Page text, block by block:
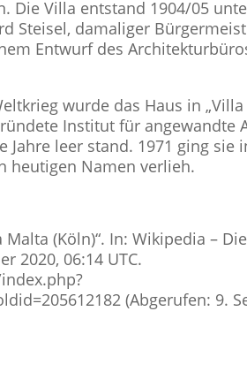
Die Villa entstand 1904/05
Steisel, damaliger
Entwurf des
wurde das Haus in
Institut für angewandte
Jahre leer stand. 1971 ging sie
heutigen Namen verlieh.
(Köln)“. In: Wikipedia –
2020, 06:14 UTC.
(Abgerufen: 9.